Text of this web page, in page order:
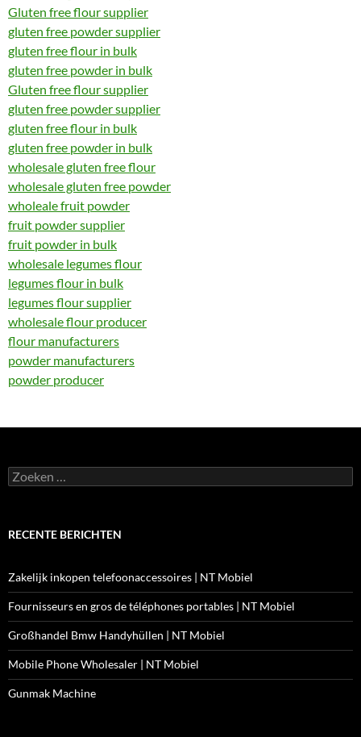
Gluten free flour supplier
gluten free powder supplier
gluten free flour in bulk
gluten free powder in bulk
Gluten free flour supplier
gluten free powder supplier
gluten free flour in bulk
gluten free powder in bulk
wholesale gluten free flour
wholesale gluten free powder
wholeale fruit powder
fruit powder supplier
fruit powder in bulk
wholesale legumes flour
legumes flour in bulk
legumes flour supplier
wholesale flour producer
flour manufacturers
powder manufacturers
powder producer
Zoeken
naar:
RECENTE BERICHTEN
Zakelijk inkopen telefoonaccessoires | NT Mobiel
Fournisseurs en gros de téléphones portables | NT Mobiel
Großhandel Bmw Handyhüllen | NT Mobiel
Mobile Phone Wholesaler | NT Mobiel
Gunmak Machine